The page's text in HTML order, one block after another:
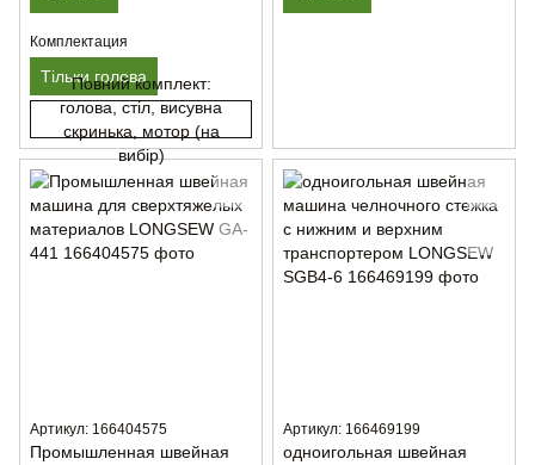
Комплектация
Тільки голова
Повний комплект:
голова, стіл, висувна
скринька, мотор (на
вибір)
Артикул: 166404575
Промышленная швейная
Артикул: 166469199
одноигольная швейная